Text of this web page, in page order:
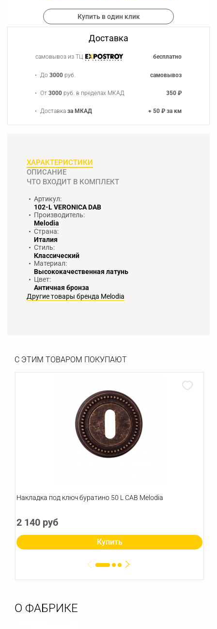
Купить в один клик
Доставка
самовывоз из ТЦ бесплатно
До3000 руб. самовывоз
От3000 руб. в пределах МКАД 350 ₽
Доставказа МКАД + 50 ₽ за км
ХАРАКТЕРИСТИКИ
ОПИСАНИЕ
ЧТО ВХОДИТ В КОМПЛЕКТ
Артикул:
102-L VERONICA DAB
Производитель:
Melodia
Страна:
Италия
Стиль:
Классический
Материал:
Высококачественная латунь
Цвет:
Античная бронза
Другие товары бренда Melodia
С ЭТИМ ТОВАРОМ ПОКУПАЮТ
Накладка под ключ буратино 50 L CAB Melodia
2 140 руб
Купить
О ФАБРИКЕ